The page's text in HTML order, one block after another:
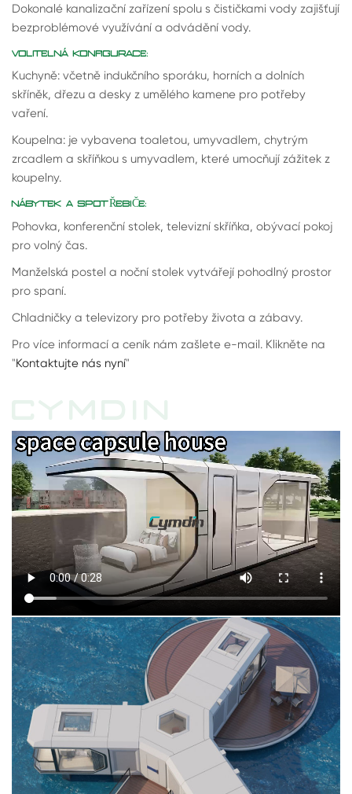
Dokonalé kanalizační zařízení spolu s čističkami vody zajišťují
bezproblémové využívání a odvádění vody.
VOLITELNÁ KONFIGURACE:
Kuchyně: včetně indukčního sporáku, horních a dolních
skříněk, dřezu a desky z umělého kamene pro potřeby
vaření.
Koupelna: je vybavena toaletou, umyvadlem, chytrým
zrcadlem a skříňkou s umyvadlem, které umocňují zážitek z
koupelny.
NÁBYTEK A SPOTŘEBIČE:
Pohovka, konferenční stolek, televizní skříňka, obývací pokoj
pro volný čas.
Manželská postel a noční stolek vytvářejí pohodlný prostor
pro spaní.
Chladničky a televizory pro potřeby života a zábavy.
Pro více informací a ceník nám zašlete e-mail. Klikněte na
"Kontaktujte nás nyní"